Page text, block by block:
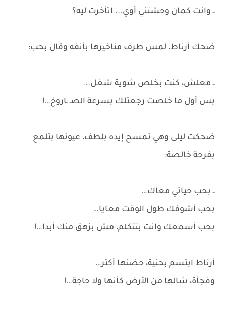
ــ وانت كمان وحشتني أوي... اتأخرت ليه؟
ضحك أرناط، لمس طرف مناخيرها بأنفه وقال بحب:
ــ معلش، كنت بخلص شوية شغل...
بس أول ما خلصت رجعتلك بسرعة الصـ ـاروخ…!
ضحكت ليلى وهي تمسح إيده بلطف، عيونها بتلمع
بفرحة خالصة:
ــ بحب حياتي معاك…
بحب أشوفك طول الوقت معايا…
بحب أسمعك وانت بتتكلم، مش بزهق منك أبدا…!
أرناط ابتسم بحنية، حضنها أكتر…
وفجأة، شالها من الأرض كأنها ولا حاجة…!